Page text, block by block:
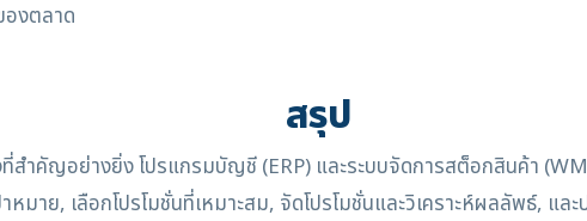
องตลาด
สรุป
สำคัญอย่างยิ่ง โปรแกรมบัญชี (ERP) และระบบจัดการสต็อกสินค้า
มาย, เลือกโปรโมชั่นที่เหมาะสม, จัดโปรโมชั่นและวิเคราะห์ผลลัพธ์, แ